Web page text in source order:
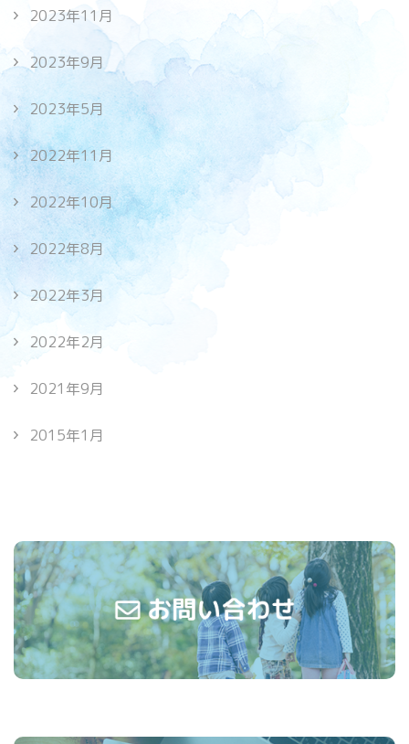
2023年11月
2023年9月
2023年5月
2022年11月
2022年10月
2022年8月
2022年3月
2022年2月
2021年9月
2015年1月